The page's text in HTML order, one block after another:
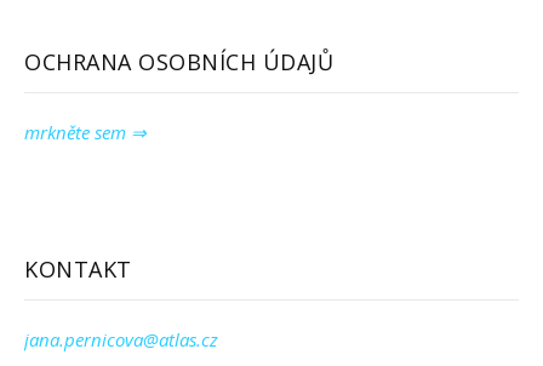
OCHRANA OSOBNÍCH ÚDAJŮ
mrkněte sem ⇒
KONTAKT
jana.pernicova@atlas.cz